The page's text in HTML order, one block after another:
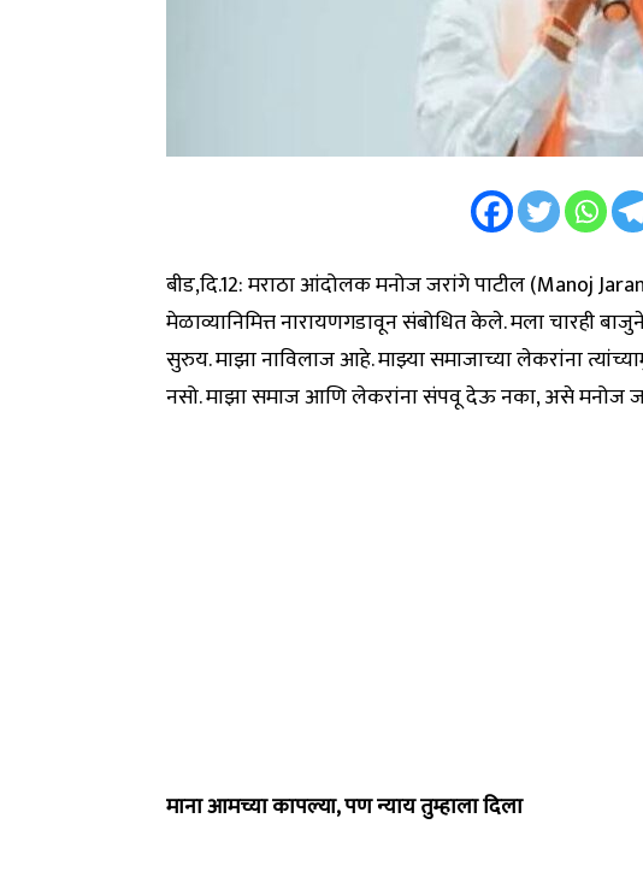
बीड,दि.12: मराठा आंदोलक मनोज जरांगे पाटील (Manoj
मेळाव्यानिमित्त नारायणगडावून संबोधित केले. मला चारही
सुरुय. माझा नाविलाज आहे. माझ्या समाजाच्या लेकरांना
नसो. माझा समाज आणि लेकरांना संपवू देऊ नका, असे मनोज
माना आमच्या कापल्या, पण न्याय तुम्हाला दिला